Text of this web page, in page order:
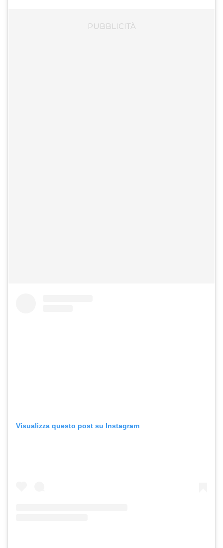
Visualizza questo post su Instagram